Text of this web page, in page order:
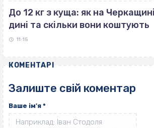
До 12 кг з куща: як на
дині та скільки вони коштують
11:15
КОМЕНТАРІ
Залиште свій коментар
Ваше ім'я *